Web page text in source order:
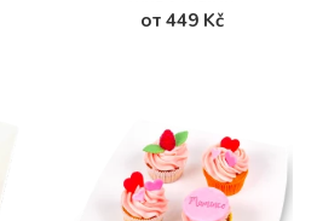
от 449 Kč